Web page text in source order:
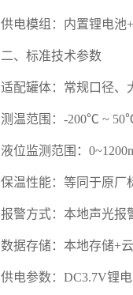
供电模组：内置锂电池
二、标准技术参数
适配罐体：常规口径、
测温范围：-200℃ ~
液位监测范围：
保温性能：等同于原厂
报警方式：本地声光报
数据存储：本地存储+
供电参数：DC3.7V锂